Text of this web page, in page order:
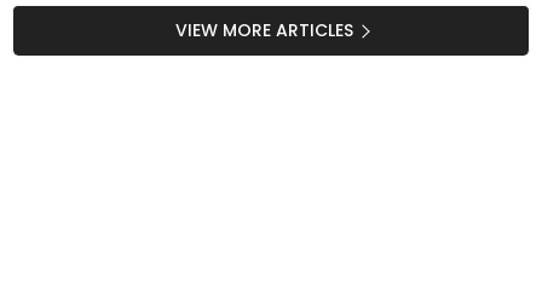
VIEW MORE ARTICLES